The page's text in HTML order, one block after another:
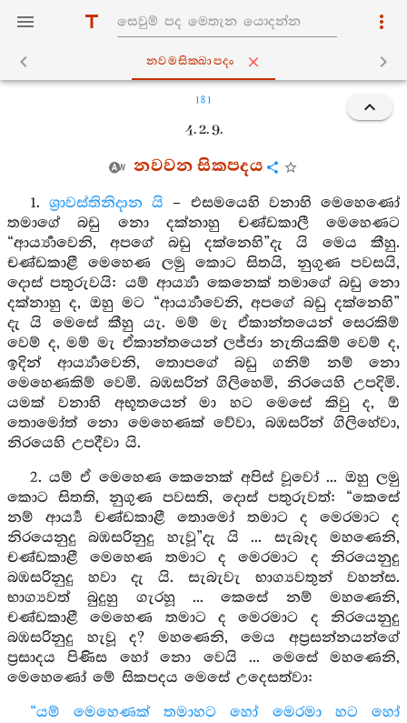
නවමසික‍්ඛාපදං
181
4. 2. 9.
නවවන සිකපදය
1. ශ්‍රාවස්තිනිදාන යි – එසමයෙහි වනාහි මෙහෙණෝ
තමාගේ බඩු නො දක්නාහු චණ්ඩකාලී මෙහෙණට
“ආර්‍ය්‍යාවෙනි, අපගේ බඩු දක්නෙහි”දැ යි මෙය කීහු.
චණ්ඩකාළී මෙහෙණ ලමු කොට සිතයි, නුගුණ පවසයි,
දොස් පතුරුවයි: යම් ආර්‍ය්‍යා කෙනෙක් තමාගේ බඩු නො
දක්නාහු ද, ඔහු මට “ආර්‍ය්‍යාවෙනි, අපගේ බඩු දක්නෙහි”
දැ යි මෙසේ කීහු යැ. මම් මැ ඒකාන්තයෙන් සෙරකිම්
වෙම් ද, මම් මැ ඒකාන්තයෙන් ලජ්ජා නැතියකිම් වෙම් ද,
ඉදින් ආර්‍ය්‍යාවෙනි, තොපගේ බඩු ගනිම් නම් නො
මෙහෙණකිම් වෙමි. බඹසරින් ගිලිහෙමි, නිරයෙහි උපදිමි.
යමක් වනාහි අභූතයෙන් මා හට මෙසේ කිවු ද, ඕ
තොමෝත් නො මෙහෙණක් වේවා, බඹසරින් ගිලිහේවා,
නිරයෙහි උපදීවා යි.
2. යම් ඒ මෙහෙණ කෙනෙක් අපිස් වූවෝ ... ඔහු ලමු
කොට සිතති, නුගුණ පවසති, දොස් පතුරුවත්: “කෙසේ
නම් ආර්‍ය්‍ය චණ්ඩකාළී තොමෝ තමාට ද මෙරමාට ද
නිරයෙනුදු බඹසරිනුදු හැවූ”දැ යි ... සැබෑද මහණෙනි,
චණ්ඩකාළී මෙහෙණ තමාට ද මෙරමාට ද නිරයෙනුදු
බඹසරිනුදු හවා දැ යි. සැබැවැ භාග්‍යවතුන් වහන්ස.
භාග්‍යවත් බුදුහු ගැරහූ ... කෙසේ නම් මහණෙනි,
චණ්ඩකාළී මෙහෙණ තමාට ද මෙරමාට ද නිරයෙනුදු
බඹසරිනුදු හැවූ ද? මහණෙනි, මෙය අප්‍රසන්නයන්ගේ
ප්‍රසාදය පිණිස හෝ නො වෙයි ... මෙසේ මහණෙනි,
මෙහෙණෝ මේ සිකපදය මෙසේ උදෙසත්වා:
“යම් මෙහෙණක් තමාහට හෝ මෙරමා හට හෝ